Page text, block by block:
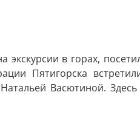
в горах,
Пятигорска
Васютиной. Здесь